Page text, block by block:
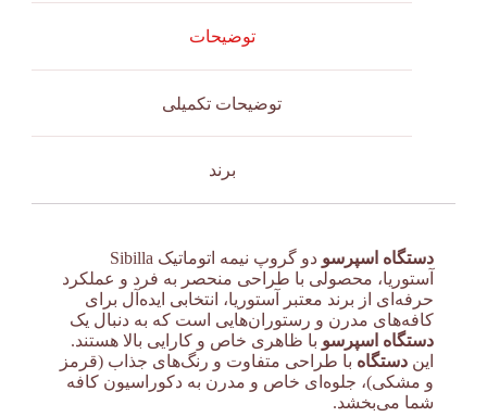
توضیحات
توضیحات تکمیلی
برند
دستگاه اسپرسو
دو گروپ نیمه اتوماتیک Sibilla
آستوریا، محصولی با طراحی منحصر به فرد و عملکرد
حرفه‌ای از برند معتبر آستوریا، انتخابی ایده‌آل برای
کافه‌های مدرن و رستوران‌هایی است که به دنبال یک
دستگاه اسپرسو با ظاهری خاص و کارایی بالا هستند.
این دستگاه با طراحی متفاوت و رنگ‌های جذاب (قرمز
و مشکی)، جلوه‌ای خاص و مدرن به دکوراسیون کافه
شما می‌بخشد.